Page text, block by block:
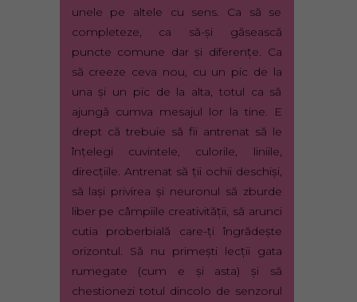
unele pe altele cu sens. Ca să se
completeze, ca să-şi găsească
puncte comune dar şi diferenţe. Ca
să creeze ceva nou, cu un pic de la
una şi un pic de la alta, totul ca să
ajungă cumva mesajul lor la tine. E
drept că trebuie să fii antrenat să le
înţelegi cuvintele, culorile, liniile,
direcţiile. Antrenat să ţii ochii deschişi,
să laşi privirea şi neuronul să zburde
liber pe câmpiile creativităţii, să arunci
cutia proberbială care-ţi îngrădeşte
orizontul. Să nu primeşti lecţii gata
rumegate (cum e şi asta) şi să
chestionezi totul dincolo de senzorul